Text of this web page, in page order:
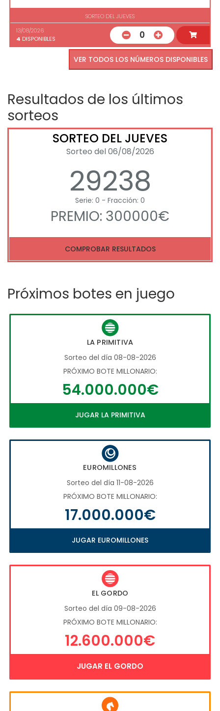
SORTEO DEL JUEVES
13/08/2026
4 DISPONIBLES 0
VER TODOS LOS NÚMEROS DISPONIBLES
Resultados de los últimos
sorteos
SORTEO DEL JUEVES
Sorteo del 06/08/2026
29238
Serie: 0 - Fracción: 0
PREMIO: 300000€
COMPROBAR RESULTADOS
Próximos botes en juego
LA PRIMITIVA
Sorteo del día 08-08-2026
PRÓXIMO BOTE MILLONARIO:
54.000.000€
JUGAR LA PRIMITIVA
EUROMILLONES
Sorteo del día 11-08-2026
PRÓXIMO BOTE MILLONARIO:
17.000.000€
JUGAR EUROMILLONES
EL GORDO
Sorteo del día 09-08-2026
PRÓXIMO BOTE MILLONARIO:
12.600.000€
JUGAR EL GORDO